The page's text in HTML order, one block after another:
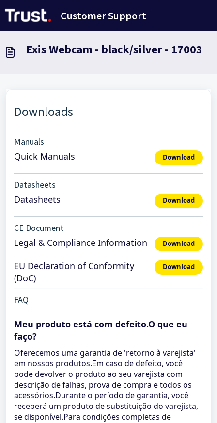
Customer Support
Exis Webcam - black/silver - 17003
Downloads
Manuals
Quick Manuals Download
Datasheets
Datasheets Download
CE Document
Legal & Compliance Information Download
EU Declaration of Conformity
(DoC)
Download
FAQ
Meu produto está com defeito.O que eu
faço?
Oferecemos uma garantia de 'retorno à varejista'
em nossos produtos.Em caso de defeito, você
pode devolver o produto ao seu varejista com
descrição de falhas, prova de compra e todos os
acessórios.Durante o período de garantia, você
receberá um produto de substituição do varejista,
se disponível.Para condições completas de